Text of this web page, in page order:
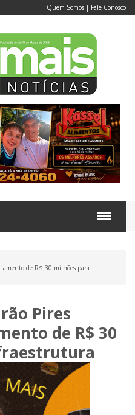
Quem Somos | Fale Conosco
de R$ 30 milhões para
Pires
de R$ 30